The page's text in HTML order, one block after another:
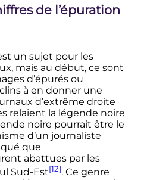
de l’épuration
un sujet pour les
mais au début, ce sont
d’épurés ou
à en donner une
d’extrême droite
relaient la légende noire
noire pourrait être le
d’un journaliste
que
abattues par les
Sud-Est[12]. Ce genre